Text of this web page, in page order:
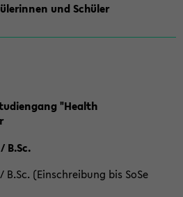
und Schüler
"Health
B.Sc.
(Einschreibung bis SoSe